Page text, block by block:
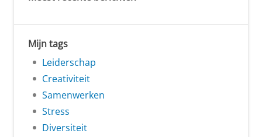
Mijn tags
Leiderschap
Creativiteit
Samenwerken
Stress
Diversiteit